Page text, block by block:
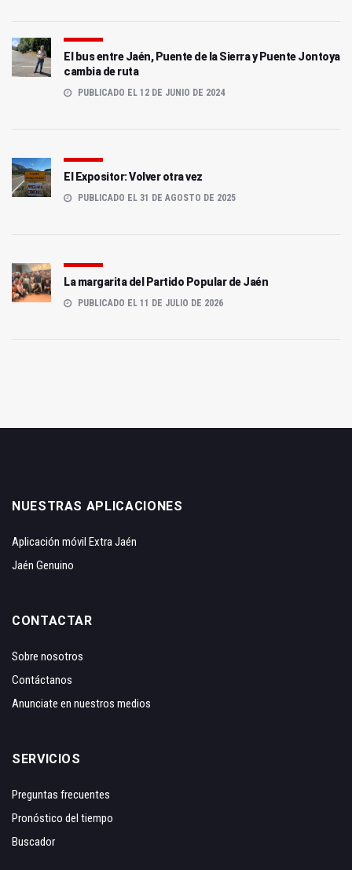
El bus entre Jaén, Puente de la Sierra y Puente Jontoya
cambia de ruta
PUBLICADO EL 12 DE JUNIO DE 2024
El Expositor: Volver otra vez
PUBLICADO EL 31 DE AGOSTO DE 2025
La margarita del Partido Popular de Jaén
PUBLICADO EL 11 DE JULIO DE 2026
NUESTRAS APLICACIONES
Aplicación móvil Extra Jaén
Jaén Genuino
CONTACTAR
Sobre nosotros
Contáctanos
Anunciate en nuestros medios
SERVICIOS
Preguntas frecuentes
Pronóstico del tiempo
Buscador